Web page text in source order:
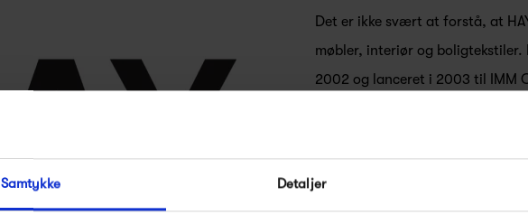
Samtykke Detaljer
Det er ikke svært at forstå, at
møbler, interiør og
2002 og lanceret i 2003 til IMM
møbelmesser. Siden er det gået
Der er et klart fokus på at skabe
deres udtryk, at det næsten
FÅ 10% PÅ DIN NÆSTE